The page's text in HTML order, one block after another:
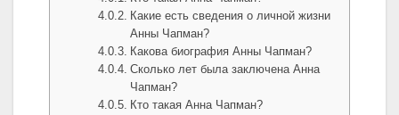
Какие есть сведения о личной жизни
Анны Чапман?
Какова биография Анны Чапман?
Сколько лет была заключена Анна
Чапман?
Кто такая Анна Чапман?